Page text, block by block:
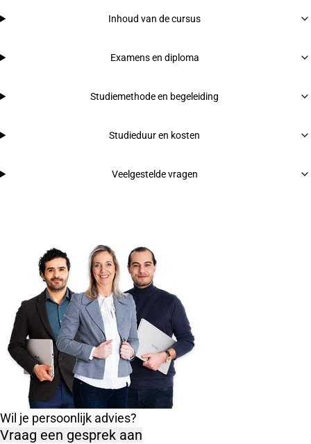
Inhoud van de cursus
Examens en diploma
Studiemethode en begeleiding
Studieduur en kosten
Veelgestelde vragen
Wil je persoonlijk advies?
Vraag een gesprek aan